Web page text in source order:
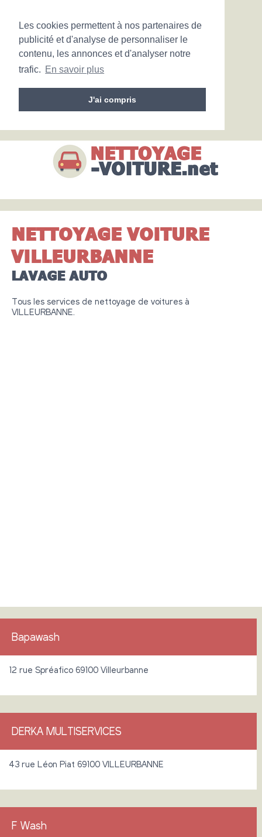
Les cookies permettent à nos partenaires de
publicité et d'analyse de personnaliser le
contenu, les annonces et d'analyser notre
trafic. En savoir plus
J'ai compris
NETTOYAGE VOITURE
VILLEURBANNE
LAVAGE AUTO
Tous les services de nettoyage de voitures à
VILLEURBANNE.
Bapawash
12 rue Spréafico 69100 Villeurbanne
DERKA MULTISERVICES
43 rue Léon Piat 69100 VILLEURBANNE
F Wash